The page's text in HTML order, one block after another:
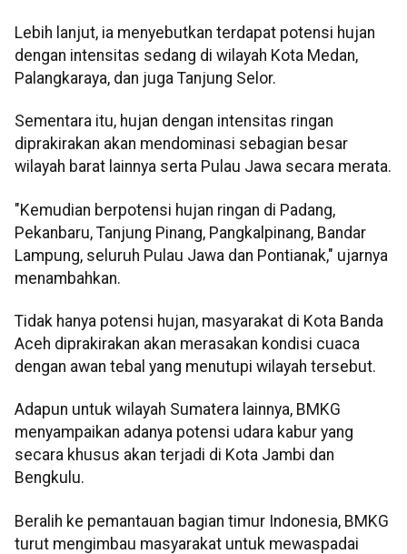
Lebih lanjut, ia menyebutkan terdapat potensi hujan
dengan intensitas sedang di wilayah Kota Medan,
Palangkaraya, dan juga Tanjung Selor.
Sementara itu, hujan dengan intensitas ringan
diprakirakan akan mendominasi sebagian besar
wilayah barat lainnya serta Pulau Jawa secara merata.
"Kemudian berpotensi hujan ringan di Padang,
Pekanbaru, Tanjung Pinang, Pangkalpinang, Bandar
Lampung, seluruh Pulau Jawa dan Pontianak," ujarnya
menambahkan.
Tidak hanya potensi hujan, masyarakat di Kota Banda
Aceh diprakirakan akan merasakan kondisi cuaca
dengan awan tebal yang menutupi wilayah tersebut.
Adapun untuk wilayah Sumatera lainnya, BMKG
menyampaikan adanya potensi udara kabur yang
secara khusus akan terjadi di Kota Jambi dan
Bengkulu.
Beralih ke pemantauan bagian timur Indonesia, BMKG
turut mengimbau masyarakat untuk mewaspadai